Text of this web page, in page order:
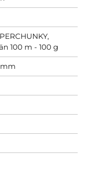
100 m - 100 g